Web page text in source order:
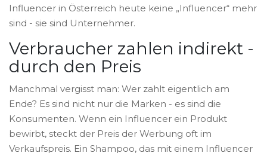
Influencer in Österreich heute keine „Influencer“ mehr
sind - sie sind Unternehmer.
Verbraucher zahlen indirekt -
durch den Preis
Manchmal vergisst man: Wer zahlt eigentlich am
Ende? Es sind nicht nur die Marken - es sind die
Konsumenten. Wenn ein Influencer ein Produkt
bewirbt, steckt der Preis der Werbung oft im
Verkaufspreis. Ein Shampoo, das mit einem Influencer